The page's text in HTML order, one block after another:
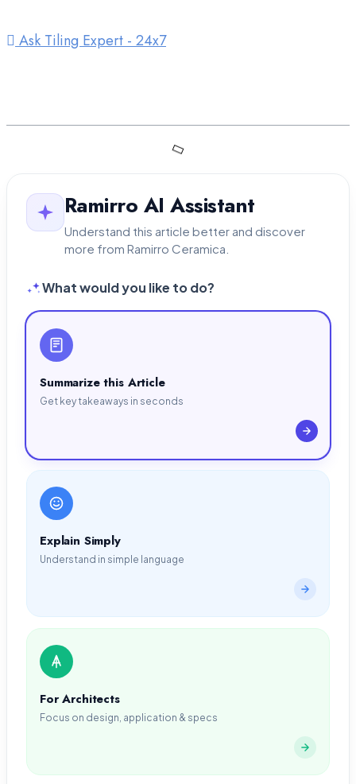
Ask Tiling Expert - 24x7
Ramirro AI Assistant
Understand this article better and discover
more from Ramirro Ceramica.
What would you like to do?
Summarize this Article
Get key takeaways in seconds
Explain Simply
Understand in simple language
For Architects
Focus on design, application & specs